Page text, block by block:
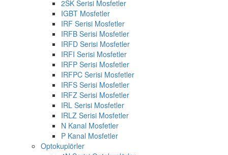
2SK Serisi Mosfetler
IGBT Mosfetler
IRF Serisi Mosfetler
IRFB Serisi Mosfetler
IRFD Serisi Mosfetler
IRFI Serisi Mosfetler
IRFP Serisi Mosfetler
IRFPC Serisi Mosfetler
IRFS Serisi Mosfetler
IRFZ Serisi Mosfetler
IRL Serisi Mosfetler
IRLZ Serisi Mosfetler
N Kanal Mosfetler
P Kanal Mosfetler
Optokuplörler